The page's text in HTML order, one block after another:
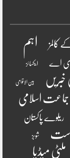
کالمز
اہم
اے ایکسائز
خبریں بین الاقوامی
جماعت اسلامی
ریلوے پاکستان
شوبز
ملٹی میڈیا